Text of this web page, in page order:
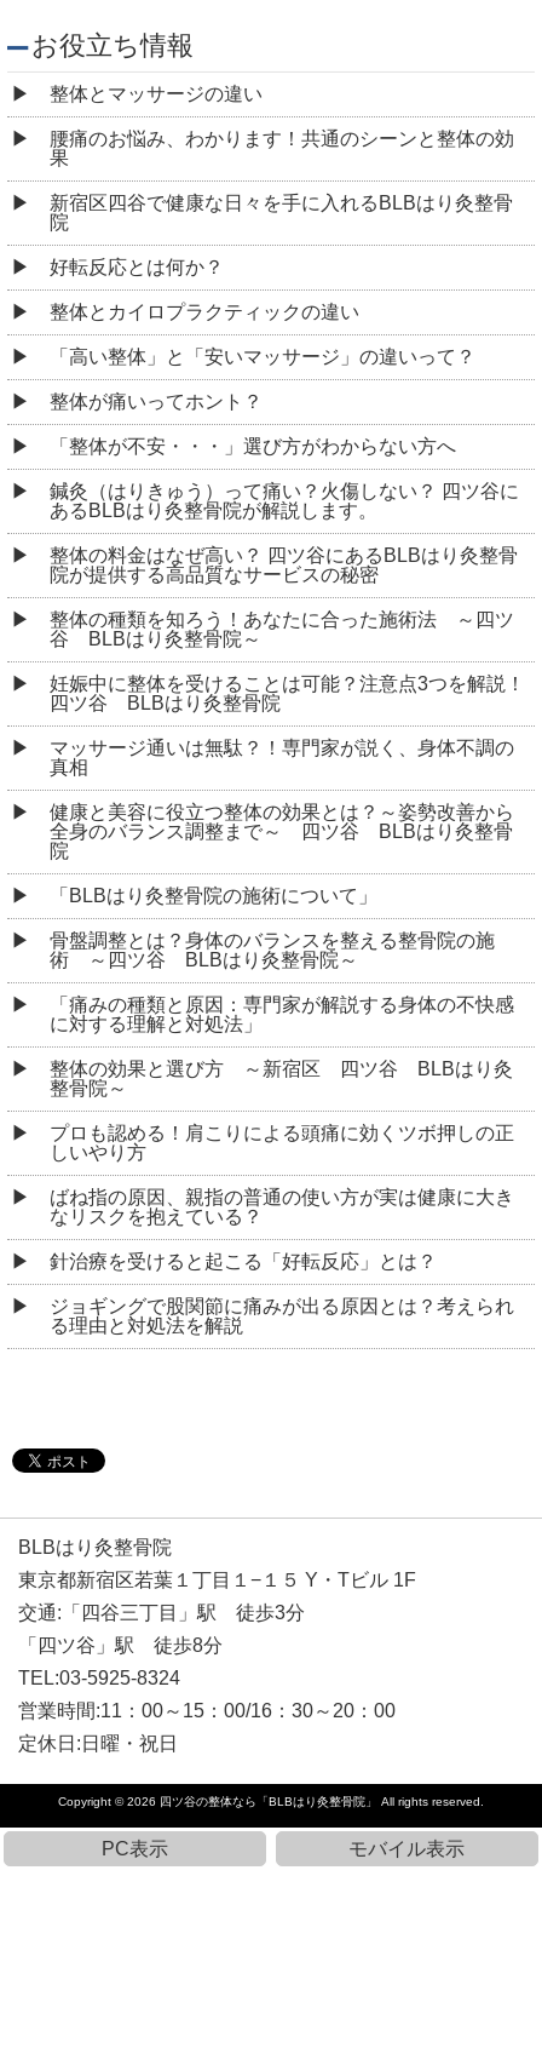
お役立ち情報
整体とマッサージの違い
腰痛のお悩み、わかります！共通のシーンと整体の効
果
新宿区四谷で健康な日々を手に入れるBLBはり灸整骨
院
好転反応とは何か？
整体とカイロプラクティックの違い
「高い整体」と「安いマッサージ」の違いって？
整体が痛いってホント？
「整体が不安・・・」選び方がわからない方へ
鍼灸（はりきゅう）って痛い？火傷しない？ 四ツ谷に
あるBLBはり灸整骨院が解説します。
整体の料金はなぜ高い？ 四ツ谷にあるBLBはり灸整骨
院が提供する高品質なサービスの秘密
整体の種類を知ろう！あなたに合った施術法 ～四ツ
谷 BLBはり灸整骨院～
妊娠中に整体を受けることは可能？注意点3つを解説！
四ツ谷 BLBはり灸整骨院
マッサージ通いは無駄？！専門家が説く、身体不調の
真相
健康と美容に役立つ整体の効果とは？～姿勢改善から
全身のバランス調整まで～ 四ツ谷 BLBはり灸整骨
院
「BLBはり灸整骨院の施術について」
骨盤調整とは？身体のバランスを整える整骨院の施
術 ～四ツ谷 BLBはり灸整骨院～
「痛みの種類と原因：専門家が解説する身体の不快感
に対する理解と対処法」
整体の効果と選び方 ～新宿区 四ツ谷 BLBはり灸
整骨院～
プロも認める！肩こりによる頭痛に効くツボ押しの正
しいやり方
ばね指の原因、親指の普通の使い方が実は健康に大き
なリスクを抱えている？
針治療を受けると起こる「好転反応」とは？
ジョギングで股関節に痛みが出る原因とは？考えられ
る理由と対処法を解説
BLBはり灸整骨院
東京都新宿区若葉１丁目１−１５ Y・Tビル 1F
交通:「四谷三丁目」駅 徒歩3分
「四ツ谷」駅 徒歩8分
TEL:03-5925-8324
営業時間:11：00～15：00/16：30～20：00
定休日:日曜・祝日
Copyright © 2026 四ツ谷の整体なら「BLBはり灸整骨院」 All rights reserved.
PC表示 モバイル表示